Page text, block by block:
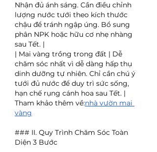
Nhận đủ ánh sáng. Cần điều chỉnh
lượng nước tưới theo kích thước
chậu để tránh ngập úng. Bổ sung
phân NPK hoặc hữu cơ nhẹ nhàng
sau Tết. |
| Mai vàng trồng trong đất | Dễ
chăm sóc nhất vì dễ dàng hấp thụ
dinh dưỡng tự nhiên. Chỉ cần chú ý
tưới đủ nước để duy trì sức sống,
hạn chế rụng cánh hoa sau Tết. |
Tham khảo thêm về:nhà vườn mai
vàng
### II. Quy Trình Chăm Sóc Toàn
Diện 3 Bước